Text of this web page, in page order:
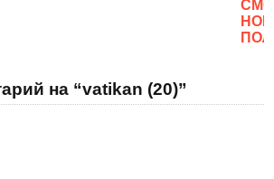
на “vatikan (20)”